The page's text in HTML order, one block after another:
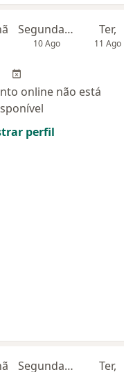
Segunda-feira
10 Ago
Ter,
11 Ago
online não está
perfil
Segunda-feira Ter,